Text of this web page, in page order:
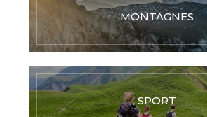
MONTAGNES
SPORT